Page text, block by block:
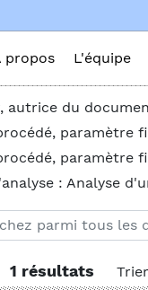
propos L'équipe
autrice du
paramètre
paramètre
: Analyse
1 résultats